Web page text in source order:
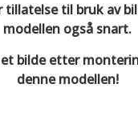
tillatelse til bruk av
modellen også snart.
bilde etter
denne modellen!